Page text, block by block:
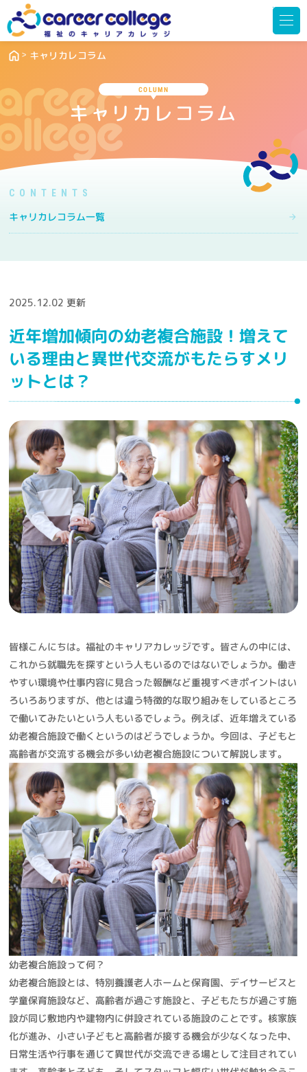
メ
ー
を
キャリカレコラム
COLUMN
キャリカレコラム
キャリカレコラム一覧
2025.12.02 更新
近年増加傾向の幼老複合施設！増えて
いる理由と異世代交流がもたらすメリ
ットとは？
皆様こんにちは。福祉のキャリアカレッジです。皆さんの中には、
これから就職先を探すという人もいるのではないでしょうか。働き
やすい環境や仕事内容に見合った報酬など重視すべきポイントはい
ろいろありますが、他とは違う特徴的な取り組みをしているところ
で働いてみたいという人もいるでしょう。例えば、近年増えている
幼老複合施設で働くというのはどうでしょうか。今回は、子どもと
高齢者が交流する機会が多い幼老複合施設について解説します。
幼老複合施設って何？
幼老複合施設とは、特別養護老人ホームと保育園、デイサービスと
学童保育施設など、高齢者が過ごす施設と、子どもたちが過ごす施
設が同じ敷地内や建物内に併設されている施設のことです。核家族
化が進み、小さい子どもと高齢者が接する機会が少なくなった中、
日常生活や行事を通じて異世代が交流できる場として注目されてい